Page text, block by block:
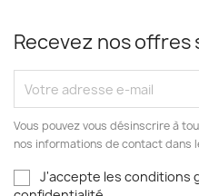
Recevez nos offres
Vous pouvez vous désinscrire à
nos informations de contact dans
J'accepte les conditions